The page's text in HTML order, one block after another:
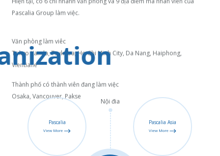
Nội đia
Pascalia
View More
Pascalia Asia
View More
Pascalia Group làm việc.
Văn phòng làm viêc
Tokyo Kanda, Tsukuba, Ho Chi Minh City, Da Nang, Haiphong,
Vientiane
Thành phố có thành viên đang làm việc
Osaka, Vancouver, Pakse